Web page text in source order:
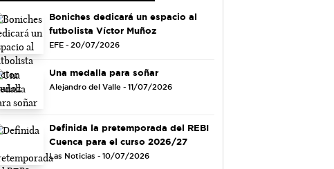
Boniches dedicará un espacio al
futbolista Víctor Muñoz
EFE - 20/07/2026
Una medalla para soñar
Alejandro del Valle - 11/07/2026
Definida la pretemporada del REBI
Cuenca para el curso 2026/27
Las Noticias - 10/07/2026